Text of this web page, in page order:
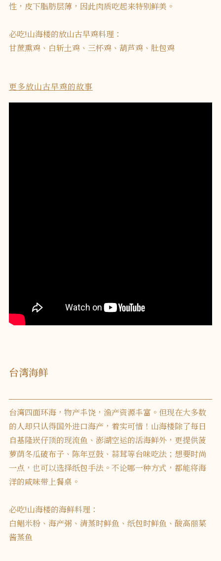
性，皮下脂肪层薄，因此肉质吃起来特别鲜美。
必吃!山海楼的放山古早鸡料理：
甘蔗熏鸡、白斩土鸡、三杯鸡、葫芦鸡、肚包鸡
更多放山古早鸡的故事
台湾海鲜
台湾四面环海，物产丰饶，渔产资源丰富。但现在大多数
的人却只认得国外进口海产，着实可惜！山海楼除了每日
自基隆崁仔顶的现流鱼、澎湖空运的活海鲜外，更提供菠
萝荫冬瓜破布子、陈年豆鼓、蒜茸等台味吃法；想要时尚
一点，也可以选择纸包手法。不论哪一种方式，都能将海
洋的咸味带上餐桌。
必吃!山海楼的海鲜料理：
白鲳米粉、海产粥、清蒸时鲜鱼、纸包时鲜鱼、酸高丽菜
酱蒸鱼